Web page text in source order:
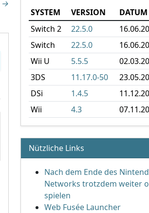
→
SYSTEM VERSION
DATUM
Switch 2
22.5.0
Switch
22.5.0
Wii U
5.5.5
3DS
11.17.0-50
DSi
1.4.5
Wii
4.3
Nützliche Links
Nach dem Ende des
Networks trotzdem weiter
spielen
Web Fusée Launcher